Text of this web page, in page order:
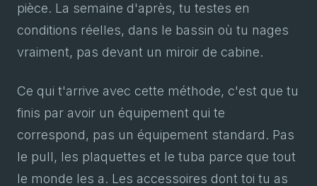
pièce. La semaine d'après, tu testes en
conditions réelles, dans le bassin où tu nages
vraiment, pas devant un miroir de cabine.
Ce qui t'arrive avec cette méthode, c'est que tu
finis par avoir un équipement qui te
correspond, pas un équipement standard. Pas
le pull, les plaquettes et le tuba parce que tout
le monde les a. Les accessoires dont toi tu as